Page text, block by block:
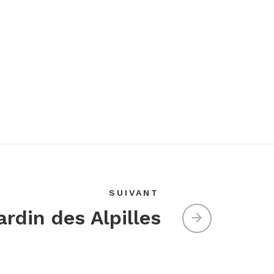
SUIVANT
des Alpilles